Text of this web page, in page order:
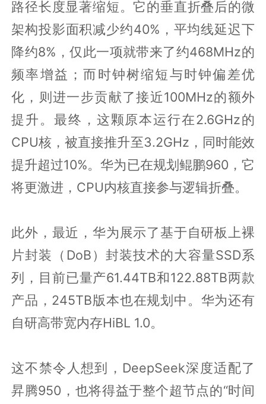
路径长度显著缩短。它的垂直折叠后的微
架构投影面积减少约40%，平均线延迟下
降约8%，仅此一项就带来了约468MHz的
频率增益；而时钟树缩短与时钟偏差优
化，则进一步贡献了接近100MHz的额外
提升。最终，这颗原本运行在2.6GHz的
CPU核，被直接推升至3.2GHz，同时能效
提升超过10%。华为已在规划鲲鹏960，它
将更激进，CPU内核直接参与逻辑折叠。
此外，最近，华为展示了基于自研板上裸
片封装（DoB）封装技术的大容量SSD系
列，目前已量产61.44TB和122.88TB两款
产品，245TB版本也在规划中。华为还有
自研高带宽内存HiBL 1.0。
这不禁令人想到，DeepSeek深度适配了
昇腾950，也将得益于整个超节点的“时间